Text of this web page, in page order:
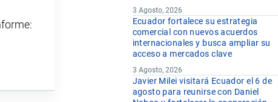
3 Agosto, 2026
Ecuador fortalece su estrategia
comercial con nuevos acuerdos
internacionales y busca ampliar su
acceso a mercados clave
3 Agosto, 2026
Javier Milei visitará Ecuador el 6 de
agosto para reunirse con Daniel